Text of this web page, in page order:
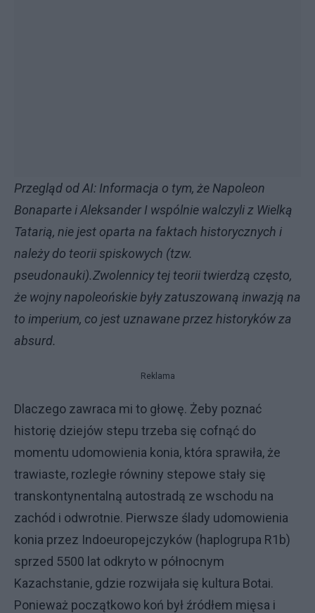
Przegląd od AI: Informacja o tym, że Napoleon
Bonaparte i Aleksander I wspólnie walczyli z Wielką
Tatarią, nie jest oparta na faktach historycznych i
należy do teorii spiskowych (tzw.
pseudonauki).Zwolennicy tej teorii twierdzą często,
że wojny napoleońskie były zatuszowaną inwazją na
to imperium, co jest uznawane przez historyków za
absurd.
Reklama
Dlaczego zawraca mi to głowę. Żeby poznać
historię dziejów stepu trzeba się cofnąć do
momentu udomowienia konia, która sprawiła, że
trawiaste, rozległe równiny stepowe stały się
transkontynentalną autostradą ze wschodu na
zachód i odwrotnie. Pierwsze ślady udomowienia
konia przez Indoeuropejczyków (haplogrupa R1b)
sprzed 5500 lat odkryto w północnym
Kazachstanie, gdzie rozwijała się kultura Botai.
Ponieważ początkowo koń był źródłem mięsa i